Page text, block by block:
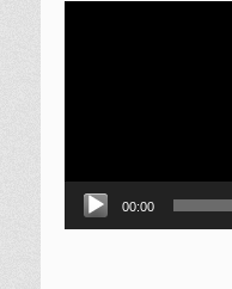
00:00